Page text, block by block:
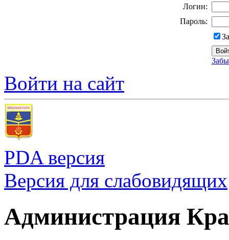
Логин:
Пароль:
Войти на сайт
PDA версия
Версия для слабовидящих
Администрация